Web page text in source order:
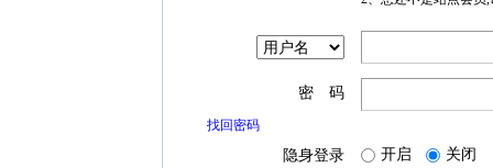
密 码
找回密码
隐身登录 开启 关闭